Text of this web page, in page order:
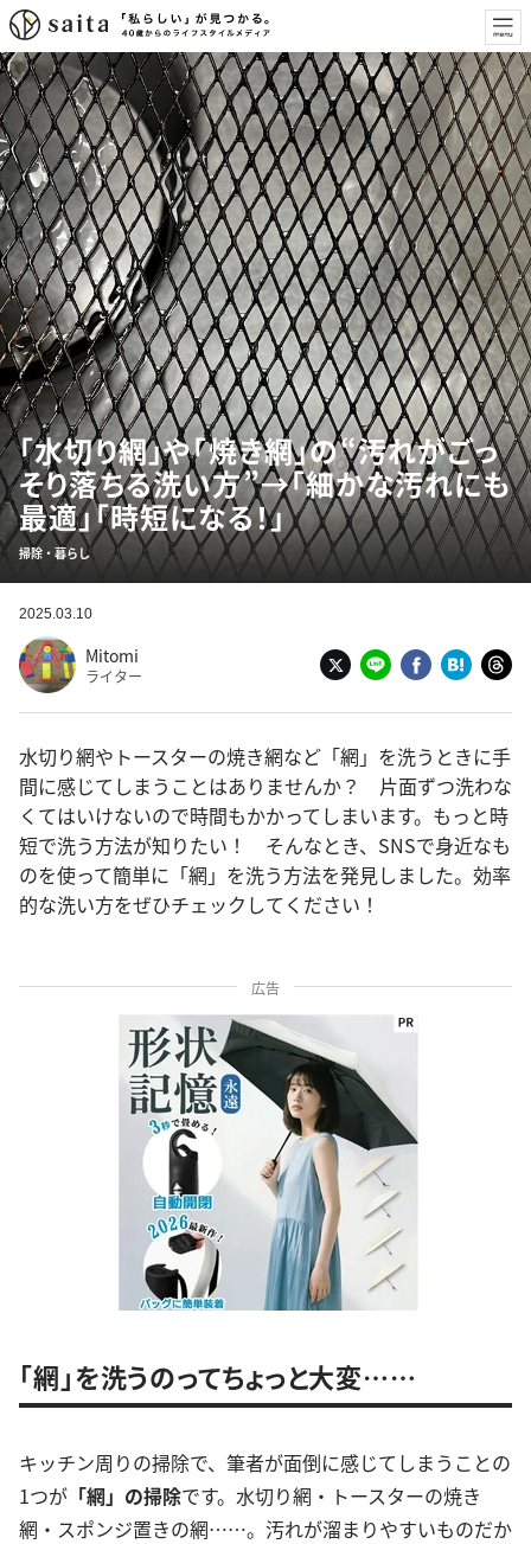
「水切り網」や「焼き網」の“汚れがごっ
そり落ちる洗い方”→「細かな汚れにも
最適」「時短になる！」
掃除・暮らし
2025.03.10
Mitomi
ライター
水切り網やトースターの焼き網など「網」を洗うときに手
間に感じてしまうことはありませんか？ 片面ずつ洗わな
くてはいけないので時間もかかってしまいます。もっと時
短で洗う方法が知りたい！ そんなとき、SNSで身近なも
のを使って簡単に「網」を洗う方法を発見しました。効率
的な洗い方をぜひチェックしてください！
広告
「網」を洗うのってちょっと大変……
キッチン周りの掃除で、筆者が面倒に感じてしまうことの
1つが 「網」の掃除です。水切り網・トースターの焼き
網・スポンジ置きの網……。汚れが溜まりやすいものだか